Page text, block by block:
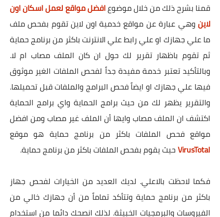
قمنا بشرح ذلك من خلال موضوعافضل مواقع لعمل اسكان اون
لاينوهي عبارة عن مواقع خدمية اون لاين تقوم بفحص ملف
ما علي جهازك او علي رابط علي الانترنت باكثر من برنامج حماية
ثم تقوم باظهار تقرير لك حول ان كان الملف مصاب ام لا.
وبالتأكيد تعتبر خدمة مفيدة جداً لفحص الملفات الغير موثوق
فيها علي جهازك او ايضاً فحص البرامج والملفات قبل تحميلها.
والتقرير يظهر لك من حيث برامج الحماية واي برامج الحماية
اكتشف ان الملف مصاب وايها أن الملف غير مصاب ومن افضل
مواقع فحص الملفات باكثر من برنامج حماية هو موقع
VirusTotalحيث يقوم بفحص الملفات باكثر من برنامج حماية.
فكما لاحظت بالاعلي. لديك العديد من الخيارات لفحص جهاز
باكثر من برنامج حماية وتتأكد تماماً من أن جهازك خالي من
الفيروسات والبرمجيات الخبيثة. لذلك انصحك دائما من استخدام